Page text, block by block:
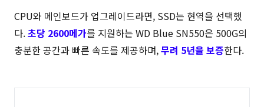
CPU와 메인보드가 업그레이드라면, SSD는 현역을 선택했
다.초당 2600메가를 지원하는 WD Blue SN550은 500G의
충분한 공간과 빠른 속도를 제공하며,무려 5년을 보증한다.